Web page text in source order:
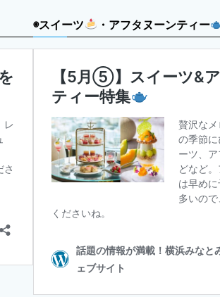
◉スイーツ ・アフタヌーンティー